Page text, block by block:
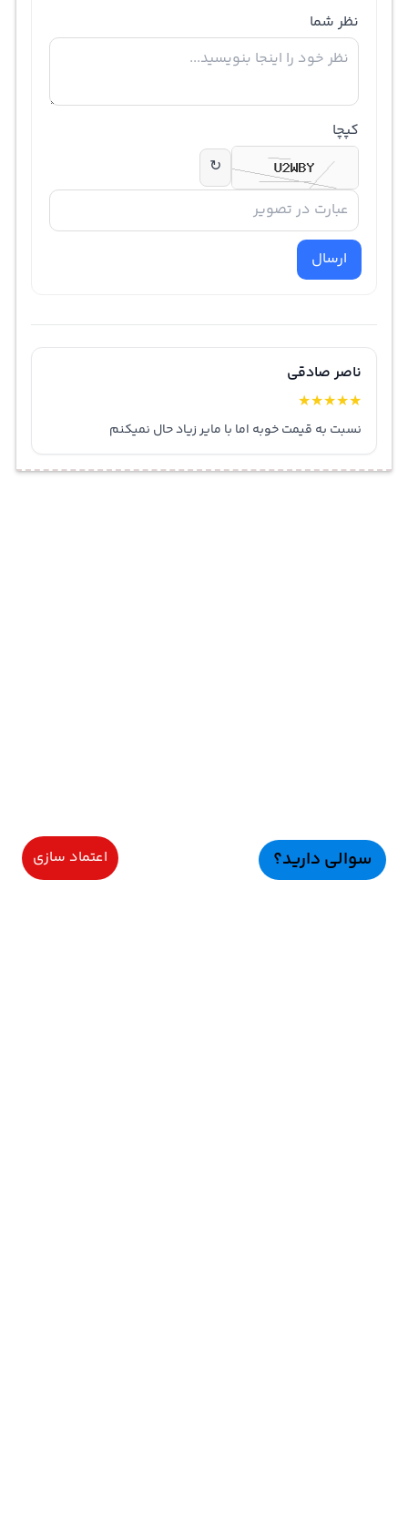
نظر شما
کپچا
↻
ارسال
ناصر صادقی
★
★
★
★
★
نسبت به قیمت خوبه اما با مایر زیاد حال نمیکنم
سوالی دارید؟ اعتماد سازی